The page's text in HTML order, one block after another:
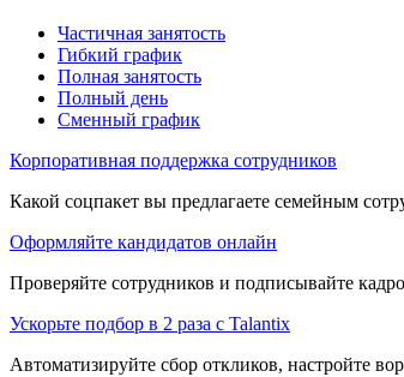
Частичная занятость
Гибкий график
Полная занятость
Полный день
Сменный график
Корпоративная поддержка сотрудников
Какой соцпакет вы предлагаете семейным
Оформляйте кандидатов онлайн
Проверяйте сотрудников и подписывайте
Ускорьте подбор в 2 раза с Talantix
Автоматизируйте сбор откликов, настройте